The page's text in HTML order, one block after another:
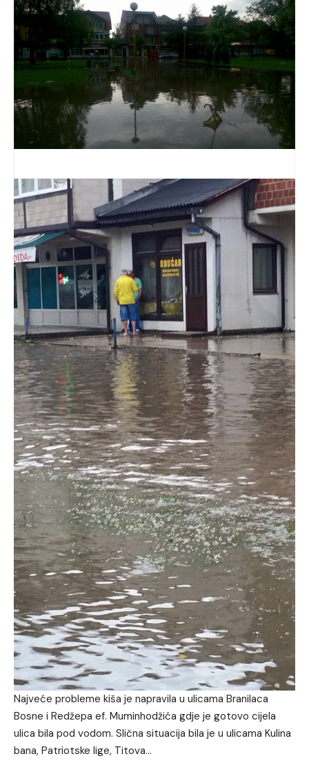
Najveće probleme kiša je napravila u ulicama Branilaca
Bosne i Redžepa ef. Muminhodžića gdje je gotovo cijela
ulica bila pod vodom. Slična situacija bila je u ulicama Kulina
bana, Patriotske lige, Titova…